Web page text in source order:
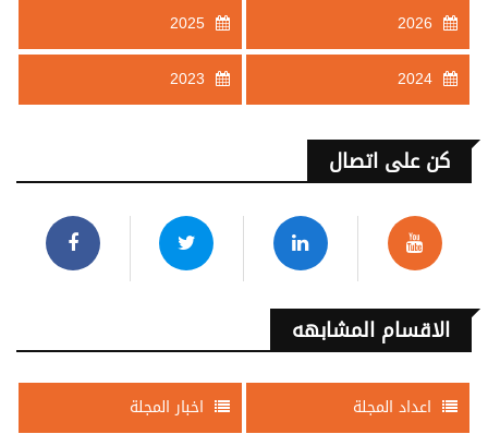
2026
2025
2024
2023
كن على اتصال
الاقسام المشابهه